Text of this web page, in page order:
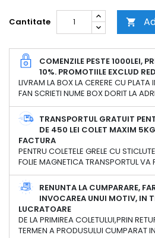
Cantitate 
COMENZILE PESTE 1000LEI,
10%. PROMOTIILE EXCLUD
LIVRAM LA BOX LA CERERE CU
FAN SCRIETI NUME BOX DORIT LA
TRANSPORTUL GRATUIT
DE 450 LEI COLET MAXIM
FACTURA
PENTRU COLETELE GRELE CU
FOLIE MAGNETICA TRANSPORTUL
RENUNTA LA CUMPARARE,
INVOCAREA UNUI MOTIV, IN
LUCRATOARE
DE LA PRIMIREA COLETULUI,PRIN
TERMEN A PRODUSULUI CUMPARAT